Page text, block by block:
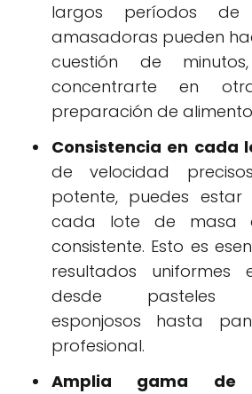
largos períodos de
amasadoras pueden
cuestión de
concentrarte en
preparación de
Consistencia en cada
de velocidad
potente, puedes
cada lote de masa
consistente. Esto es
resultados uniformes
desde pasteles
esponjosos hasta
profesional.
Amplia gama de